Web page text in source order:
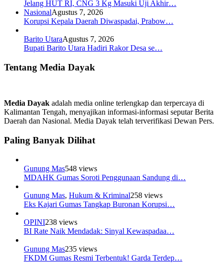
Jelang HUT RI, CNG 3 Kg Masuki Uji Akhir…
NasionalAgustus 7, 2026
Korupsi Kepala Daerah Diwaspadai, Prabow…
Barito UtaraAgustus 7, 2026
Bupati Barito Utara Hadiri Rakor Desa se…
Tentang Media Dayak
Media Dayak adalah media online terlengkap dan terpercaya di
Kalimantan Tengah, menyajikan informasi-informasi seputar Berita
Daerah dan Nasional. Media Dayak telah terverifikasi Dewan Pers.
Paling Banyak Dilihat
Gunung Mas548 views
MDAHK Gumas Soroti Penggunaan Sandung di…
Gunung Mas, Hukum & Kriminal258 views
Eks Kajari Gumas Tangkap Buronan Korupsi…
OPINI238 views
BI Rate Naik Mendadak: Sinyal Kewaspadaa…
Gunung Mas235 views
FKDM Gumas Resmi Terbentuk! Garda Terdep…